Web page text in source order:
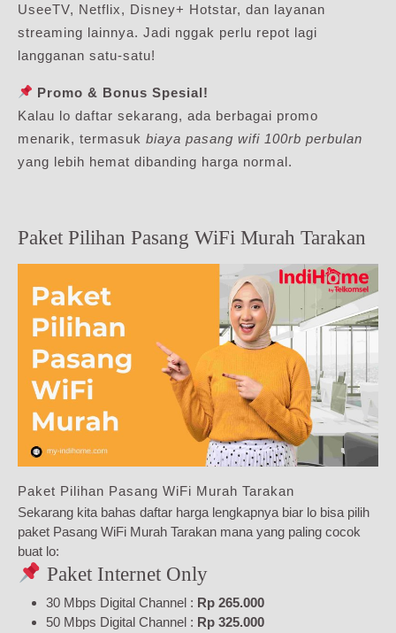
UseeTV, Netflix, Disney+ Hotstar, dan layanan
streaming lainnya. Jadi nggak perlu repot lagi
langganan satu-satu!
Promo & Bonus Spesial!
Kalau lo daftar sekarang, ada berbagai promo
menarik, termasuk biaya pasang wifi 100rb perbulan
yang lebih hemat dibanding harga normal.
Paket Pilihan Pasang WiFi Murah Tarakan
Paket Pilihan Pasang WiFi Murah Tarakan
Sekarang kita bahas daftar harga lengkapnya biar lo bisa pilih
paket Pasang WiFi Murah Tarakan mana yang paling cocok
buat lo:
Paket Internet Only
30 Mbps Digital Channel : Rp 265.000
50 Mbps Digital Channel : Rp 325.000